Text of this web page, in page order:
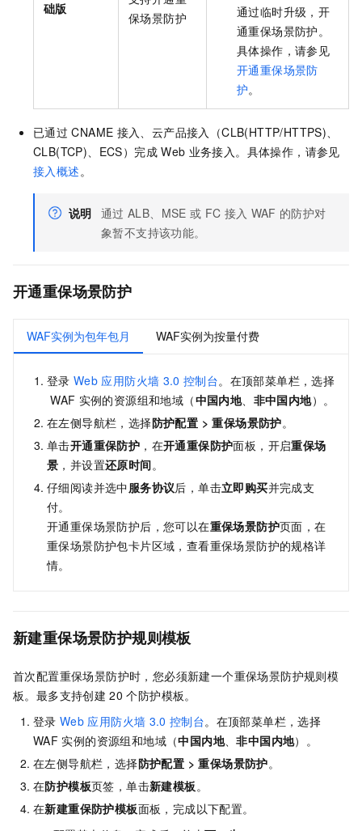
础版
保场景防护
通过临时升级，开
通重保场景防护。
具体操作，请参见
开通重保场景防
护。
已通过 CNAME 接入、云产品接入（CLB(HTTP/HTTPS)、
CLB(TCP)、ECS）完成 Web 业务接入。具体操作，请参见
接入概述。
说明 通过 ALB、MSE 或 FC 接入 WAF 的防护对
象暂不支持该功能。
开通重保场景防护
WAF实例为包年包月 WAF实例为按量付费
登录 Web 应用防火墙 3.0 控制台。在顶部菜单栏，选择
WAF 实例的资源组和地域（中国内地、 非中国内地） 。
在左侧导航栏，选择防护配置 >重保场景防护。
单击开通重保防护 ，在开通重保防护面板，开启重保场
景 ，并设置还原时间。
仔细阅读并选中服务协议后，单击立即购买并完成支
付。
开通重保场景防护后，您可以在重保场景防护页面，在
重保场景防护包卡片区域，查看重保场景防护的规格详
情。
新建重保场景防护规则模板
首次配置重保场景防护时，您必须新建一个重保场景防护规则模
板。最多支持创建 20 个防护模板。
登录 Web 应用防火墙 3.0 控制台。在顶部菜单栏，选择
WAF 实例的资源组和地域（中国内地、非中国内地） 。
在左侧导航栏，选择防护配置 >重保场景防护。
在防护模板页签，单击新建模板 。
在新建重保防护模板面板，完成以下配置。